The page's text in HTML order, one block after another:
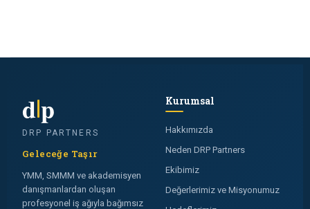
dp
DRP PARTNERS
Geleceğe Taşır
YMM, SMMM ve akademisyen
danışmanlardan oluşan
profesyonel iş ağıyla bağımsız
Kurumsal
Hakkımızda
Neden DRP Partners
Ekibimiz
Değerlerimiz ve Misyonumuz